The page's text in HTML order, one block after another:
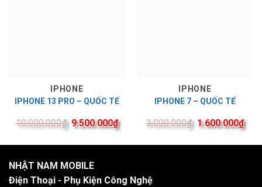
IPHONE
IPHONE 13 PRO – QUỐC TẾ
19.000.000₫ 9.500.000₫
IPHONE
IPHONE 7 – QUỐC TẾ
3.000.000₫ 1.600.000₫
NHẬT NAM MOBILE
Điện Thoại - Phụ Kiện Công Nghệ